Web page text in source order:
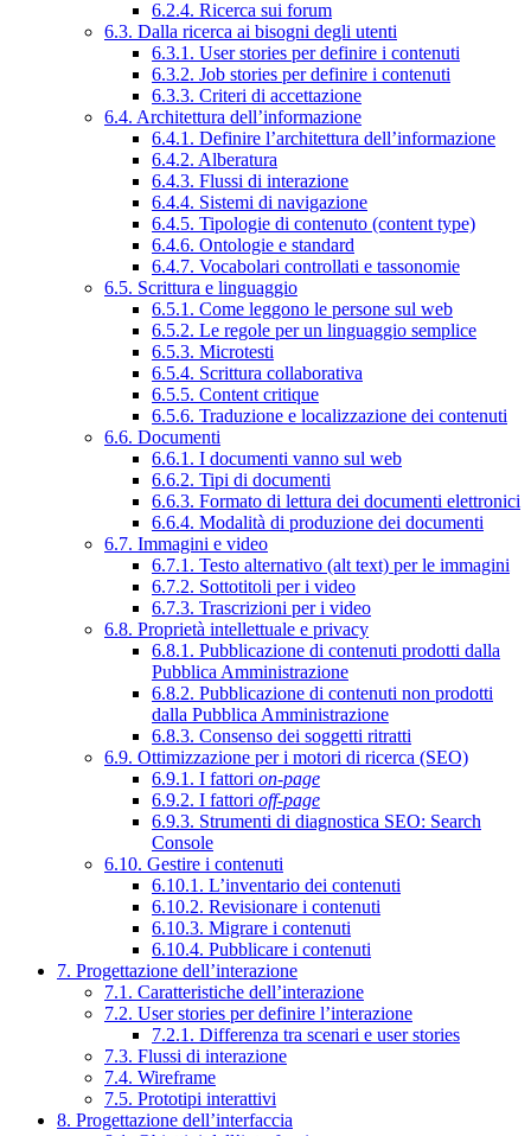
6.2.4. Ricerca sui forum
6.3. Dalla ricerca ai bisogni degli utenti
6.3.1. User stories per definire i contenuti
6.3.2. Job stories per definire i contenuti
6.3.3. Criteri di accettazione
6.4. Architettura dell’informazione
6.4.1. Definire l’architettura dell’informazione
6.4.2. Alberatura
6.4.3. Flussi di interazione
6.4.4. Sistemi di navigazione
6.4.5. Tipologie di contenuto (content type)
6.4.6. Ontologie e standard
6.4.7. Vocabolari controllati e tassonomie
6.5. Scrittura e linguaggio
6.5.1. Come leggono le persone sul web
6.5.2. Le regole per un linguaggio semplice
6.5.3. Microtesti
6.5.4. Scrittura collaborativa
6.5.5. Content critique
6.5.6. Traduzione e localizzazione dei contenuti
6.6. Documenti
6.6.1. I documenti vanno sul web
6.6.2. Tipi di documenti
6.6.3. Formato di lettura dei documenti elettronici
6.6.4. Modalità di produzione dei documenti
6.7. Immagini e video
6.7.1. Testo alternativo (alt text) per le immagini
6.7.2. Sottotitoli per i video
6.7.3. Trascrizioni per i video
6.8. Proprietà intellettuale e privacy
6.8.1. Pubblicazione di contenuti prodotti dalla
Pubblica Amministrazione
6.8.2. Pubblicazione di contenuti non prodotti
dalla Pubblica Amministrazione
6.8.3. Consenso dei soggetti ritratti
6.9. Ottimizzazione per i motori di ricerca (SEO)
6.9.1. I fattori on-page
6.9.2. I fattori off-page
6.9.3. Strumenti di diagnostica SEO: Search
Console
6.10. Gestire i contenuti
6.10.1. L’inventario dei contenuti
6.10.2. Revisionare i contenuti
6.10.3. Migrare i contenuti
6.10.4. Pubblicare i contenuti
7. Progettazione dell’interazione
7.1. Caratteristiche dell’interazione
7.2. User stories per definire l’interazione
7.2.1. Differenza tra scenari e user stories
7.3. Flussi di interazione
7.4. Wireframe
7.5. Prototipi interattivi
8. Progettazione dell’interfaccia